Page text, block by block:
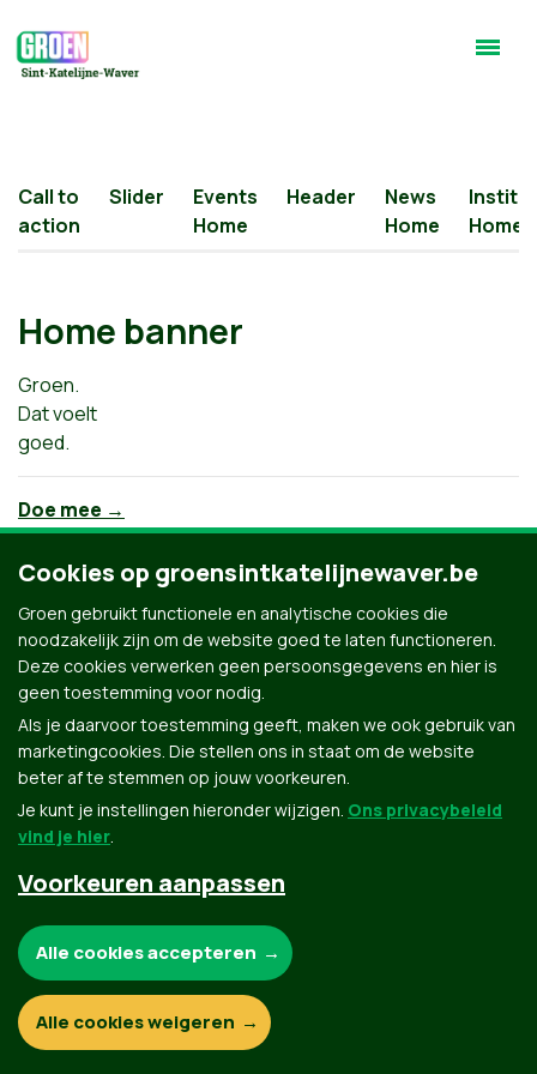
Call to
action
Slider
Events
Home
Header
News
Home
Home
Home banner
Groen.
Dat voelt
goed.
Doe mee →
Groen.be
Contact Privacybeleid
Cookies op groensintkatelijnewaver.be
Groen gebruikt functionele en analytische cookies die
noodzakelijk zijn om de website goed te laten functioneren.
Deze cookies verwerken geen persoonsgegevens en hier is
geen toestemming voor nodig.
Als je daarvoor toestemming geeft, maken we ook gebruik van
marketingcookies. Die stellen ons in staat om de website
beter af te stemmen op jouw voorkeuren.
Je kunt je instellingen hieronder wijzigen. Ons privacybeleid
vind je hier.
Voorkeuren aanpassen
Functionele en analytische cookies:
Alle cookies accepteren
Alle cookies weigeren